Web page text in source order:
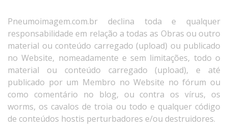
Pneumoimagem.com.br declina toda e qualquer
responsabilidade em relação a todas as Obras ou outro
material ou conteúdo carregado (upload) ou publicado
no Website, nomeadamente e sem limitações, todo o
material ou conteúdo carregado (upload), e até
publicado por um Membro no Website no fórum ou
como comentário no blog, ou contra os vírus, os
worms, os cavalos de troia ou todo e qualquer código
de conteúdos hostis perturbadores e/ou destruidores.